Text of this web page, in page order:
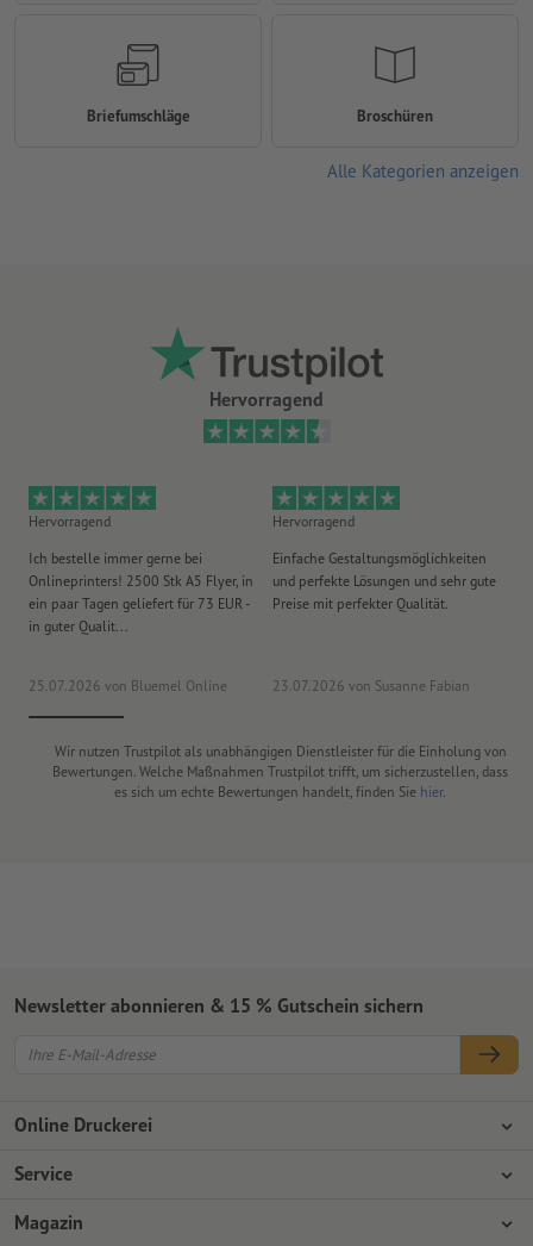
Hervorragend
Hervorragend
Ich bestelle immer gerne bei
Onlineprinters! 2500 Stk A5 Flyer, in
ein paar Tagen geliefert für 73 EUR -
in guter Qualit...
25.07.2026 von Bluemel Online
Hervorragend
Einfache Gestaltungsmöglichkeiten
und perfekte Lösungen und sehr gute
Preise mit perfekter Qualität.
23.07.2026 von Susanne Fabian
Wir nutzen Trustpilot als unabhängigen Dienstleister für die Einholung von
Bewertungen. Welche Maßnahmen Trustpilot trifft, um sicherzustellen, dass
es sich um echte Bewertungen handelt, finden Sie hier.
Briefumschläge Broschüren
Alle Kategorien anzeigen
Online Druckerei
Über Onlineprinters
Presse
Service
Zahlungsarten
Magazin
Newsletter abonnieren & 15 % Gutschein sichern